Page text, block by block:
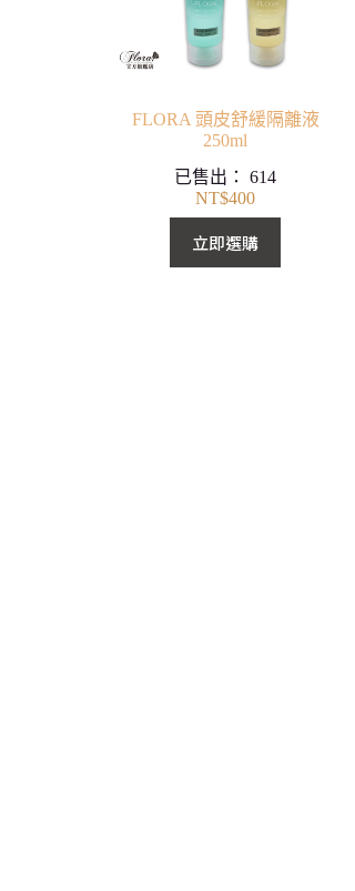
FLORA 頭皮舒緩隔離液
250ml
已售出： 614
NT$400
立即選購